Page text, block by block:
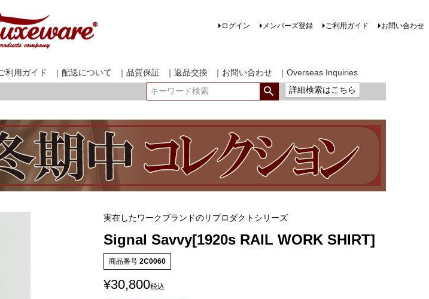
ログイン メンバーズ登録 ご利用ガイド お問い合わせ
利用ガイド ｜配送について ｜品質保証 ｜返品交換 ｜お問い合わせ
｜Overseas Inquiries
詳細検索はこちら
実在したワークブランドのリプロダクトシリーズ
Signal Savvy[1920s RAIL WORK SHIRT]
商品番号 2C0060
¥30,800税込